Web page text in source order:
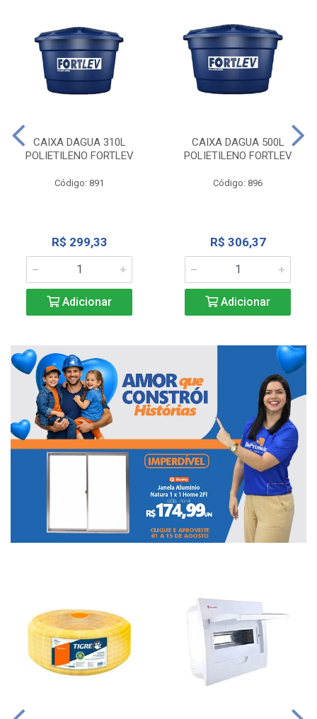
CAIXA DAGUA 310L
POLIETILENO FORTLEV
Código: 891
R$ 299,33
Adicionar
CAIXA DAGUA 500L
POLIETILENO FORTLEV
Código: 896
R$ 306,37
Adicionar